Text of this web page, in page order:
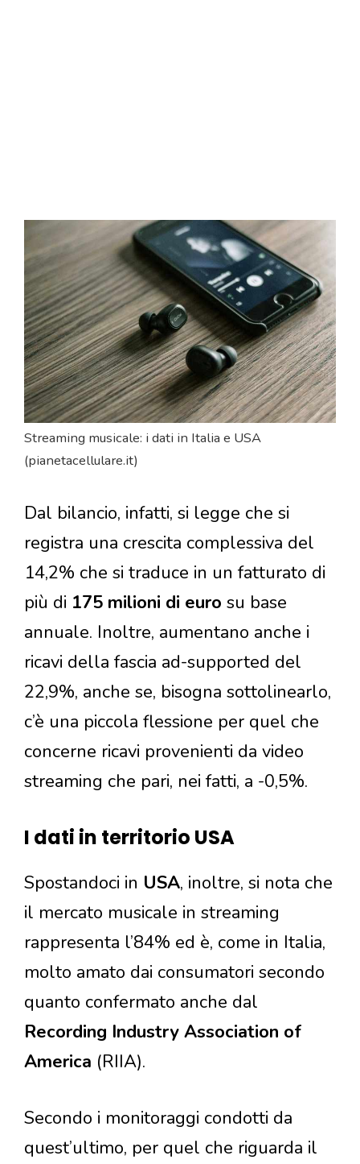
Streaming musicale: i dati in Italia e USA
(pianetacellulare.it)
Dal bilancio, infatti, si legge che si
registra una crescita complessiva del
14,2% che si traduce in un fatturato di
più di 175 milioni di euro su base
annuale. Inoltre, aumentano anche i
ricavi della fascia ad-supported del
22,9%, anche se, bisogna sottolinearlo,
c’è una piccola flessione per quel che
concerne ricavi provenienti da video
streaming che pari, nei fatti, a -0,5%.
I dati in territorio USA
Spostandoci in USA, inoltre, si nota che
il mercato musicale in streaming
rappresenta l’84% ed è, come in Italia,
molto amato dai consumatori secondo
quanto confermato anche dal
Recording Industry Association of
America (RIIA).
Secondo i monitoraggi condotti da
quest’ultimo, per quel che riguarda il